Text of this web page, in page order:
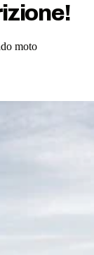
moto